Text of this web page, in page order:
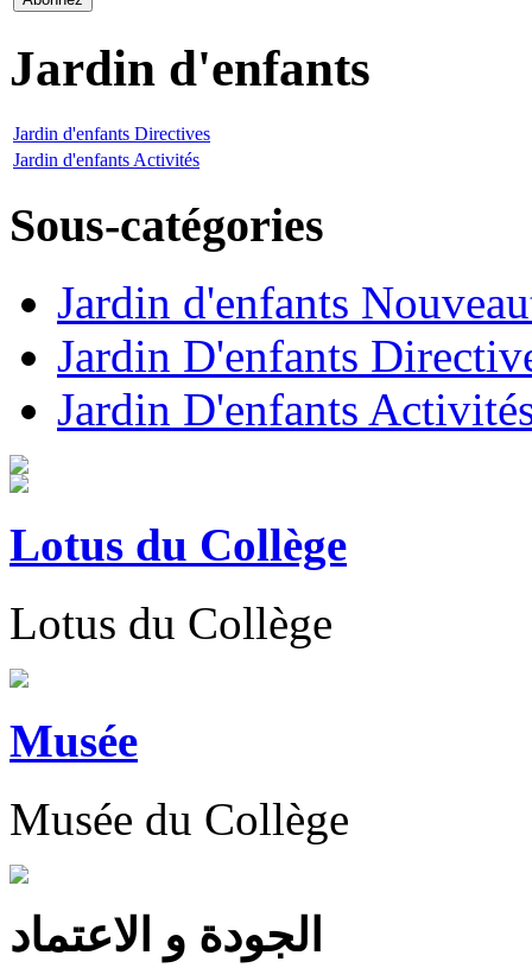
Jardin d'enfants
Jardin d'enfants Directives
Jardin d'enfants Activités
Sous-catégories
Jardin d'enfants
Jardin D'enfants
Jardin D'enfants
Lotus du Collège
Lotus du Collège
Musée
Musée du Collège
الجودة و الاعتماد